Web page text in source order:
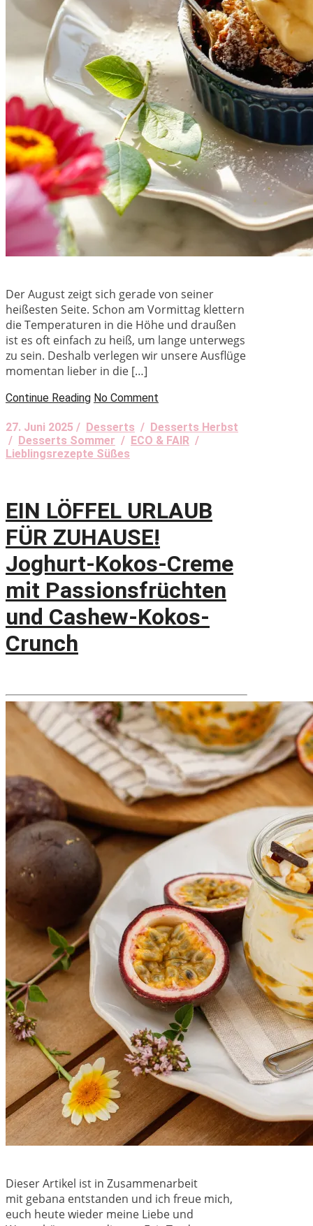
Der August zeigt sich gerade von seiner
heißesten Seite. Schon am Vormittag klettern
die Temperaturen in die Höhe und draußen
ist es oft einfach zu heiß, um lange unterwegs
zu sein. Deshalb verlegen wir unsere Ausflüge
momentan lieber in die […]
Continue Reading No Comment
27. Juni 2025 / Desserts / Desserts Herbst
/ Desserts Sommer / ECO & FAIR /
Lieblingsrezepte Süßes
EIN LÖFFEL URLAUB
FÜR ZUHAUSE!
Joghurt-Kokos-Creme
mit Passionsfrüchten
und Cashew-Kokos-
Crunch
Dieser Artikel ist in Zusammenarbeit
mit gebana entstanden und ich freue mich,
euch heute wieder meine Liebe und